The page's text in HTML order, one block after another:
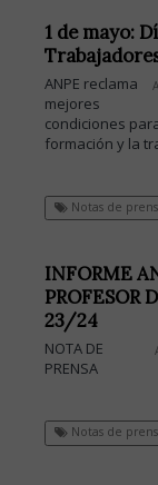
1 de mayo:
ANPE reclama
mejores
condiciones
formación y la
Notas de
INFORME
PROFESOR
23/24
NOTA DE
PRENSA
Notas de